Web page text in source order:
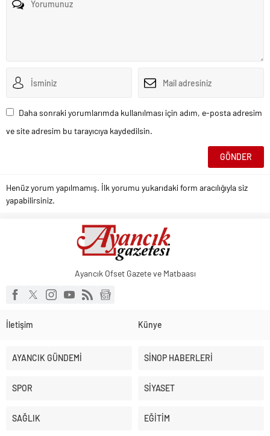
Daha sonraki yorumlarımda kullanılması için adım, e-posta adresim
ve site adresim bu tarayıcıya kaydedilsin.
Henüz yorum yapılmamış. İlk yorumu yukarıdaki form aracılığıyla siz
yapabilirsiniz.
Ayancık Ofset Gazete ve Matbaası
İletişim Künye
AYANCIK GÜNDEMİ SİNOP HABERLERİ
SPOR SİYASET
SAĞLIK EĞİTİM